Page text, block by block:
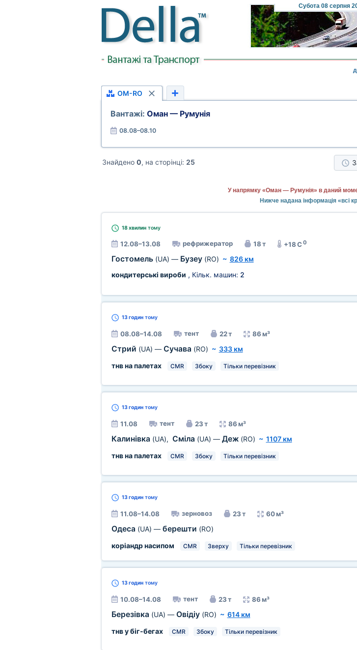
Субота08 серпня
OM-RO
Вантажі: Оман — Румунія
08.08–08.10
Знайдено 0, на сторінці: 25
У напрямку «Оман — Румунія» в даний
Нижче надана інформація «всі
18 хвилинтому
12.08–13.08 рефрижератор 18 т +18 C0
Гостомель (UA) — Бузеу (RO) ~ 826 км
кондитерські вироби , Кільк. машин: 2
13 годинтому
08.08–14.08 тент 22 т 86 м³
Стрий (UA) — Сучава (RO) ~ 333 км
тнв на палетах
CMR Збоку Тільки перевізник
13 годинтому
11.08 тент 23 т 86 м³
Калинівка (UA), Сміла (UA) — Деж (RO) ~ 1107 км
тнв на палетах
CMR Збоку Тільки перевізник
13 годинтому
11.08–14.08 зерновоз 23 т 60 м³
Одеса (UA) — берешти (RO)
коріандр насипом
CMR Зверху Тільки перевізник
13 годинтому
10.08–14.08 тент 23 т 86 м³
Березівка (UA) — Овідіу (RO) ~ 614 км
тнв у біг-бегах
CMR Збоку Тільки перевізник